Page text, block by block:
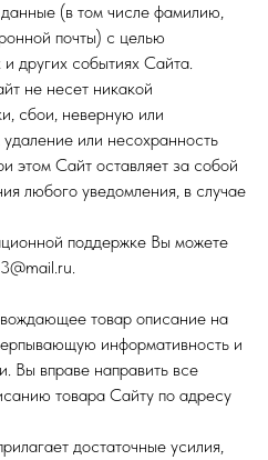
(в том числе фамилию,
почты) с целью
других событиях Сайта.
не несет никакой
сбои, неверную или
или несохранность
этом Сайт оставляет за собой
любого уведомления, в случае
поддержке Вы можете
товар описание на
информативность и
Вы вправе направить все
товара Сайту по адресу
достаточные усилия,